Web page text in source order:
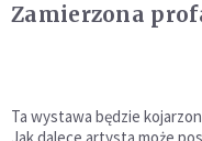
Zamierzona
Ta wystawa będzie